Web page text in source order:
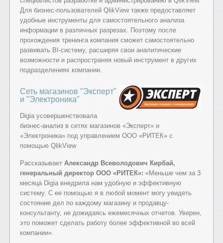
Для бизнес-пользователей QlikView также предоставляет
удобные инструменты для самостоятельного анализа
информации в различных разрезах. Поэтому после
прохождения тренинга компания сможет самостоятельно
развивать BI-систему, расширяя свои аналитические
возможности и распространяя новый инструмент в других
подразделениях компании.
Сеть магазинов "Эксперт"
и "Электроника"
Digia усовершенствовала
бизнес-анализ в сетях магазинов «Эксперт» и
«Электроника» под управлением ООО «РИТЕК» с
помощью QlikView
Рассказывает Александр Всеволодович Кирбай,
генеральный директор ООО «РИТЕК»: «Меньше чем за 3
месяца Digia внедрила нам удобную и эффективную
систему. С ее помощью я в любой момент могу увидеть
состояние дел по каждому магазину и продавцу-
консультанту, не дожидаясь ежемесячных отчетов. Уверен,
это поможет сделать работу более эффективной во всей
компании».